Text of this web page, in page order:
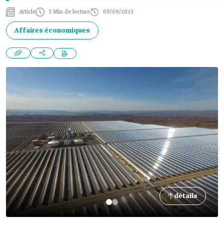
Article 3 Min de lecture 09/09/2023
Affaires économiques
détails